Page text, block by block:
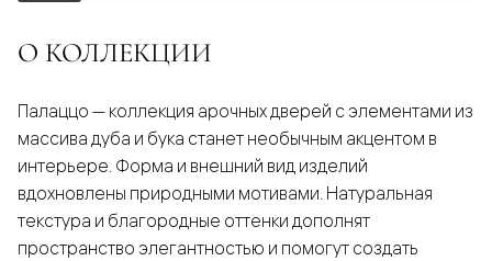
О КОЛЛЕКЦИИ
Палаццо — коллекция арочных дверей с элементами из
массива дуба и бука станет необычным акцентом в
интерьере. Форма и внешний вид изделий
вдохновлены природными мотивами. Натуральная
текстура и благородные оттенки дополнят
пространство элегантностью и помогут создать